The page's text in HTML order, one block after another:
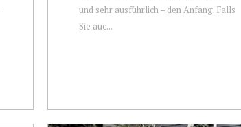
und sehr ausführlich – den Anfang. Falls
Sie auc...